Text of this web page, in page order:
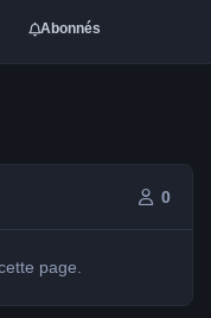
Abonnés
0
page.